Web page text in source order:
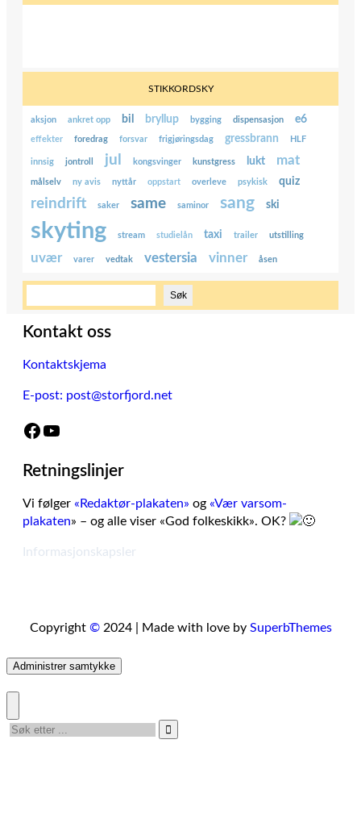
STIKKORDSKY
aksjon ankret opp bil bryllup bygging dispensasjon e6
effekter foredrag forsvar frigjøringsdag gressbrann HLF
innsig jontroll jul kongsvinger kunstgress lukt mat
målselv ny avis nyttår oppstart overleve psykisk quiz
reindrift saker same saminor sang ski
skyting stream studielån taxi trailer utstilling
uvær varer vedtak vestersia vinner åsen
ø
k
Søk
Kontakt oss
Kontaktskjema
E-post: post@storfjord.net
Facebook YouTube
Retningslinjer
Vi følger «Redaktør-plakaten» og «Vær varsom-
plakaten» – og alle viser «God folkeskikk». OK?
Informasjonskapsler
Copyright ©2024 | Made with love by SuperbThemes
Administrer samtykke